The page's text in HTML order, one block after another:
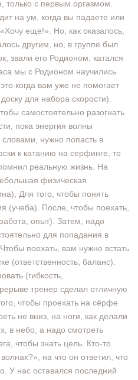
только с первым оргазмом.
на ум, когда вы падаете или
еще!». Но, как оказалось,
другим, но, в группе был
звали его Родионом, катался
мы с Родионом научились
когда вам уже не помогает
для набора скорости).
самостоятельно разогнать
пока энергия волны
нужно попасть в
к катанию на серфинге, то
реальную жизнь. На
физическая
Для того, чтобы понять
(учеба). После, чтобы поехать,
опыт). Затем, надо
для попадания в
поехать, вам нужно встать
(ответственность, баланс).
(гибкость,
тренер сделал отличную
чтобы проехать на сёрфе
не вниз, на ноги, как делали
в небо, а надо смотреть
чтобы знать цель. Кто-то
на что он ответил, что
У нас оставался последний